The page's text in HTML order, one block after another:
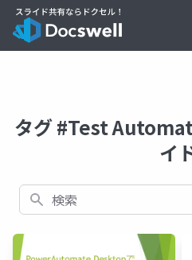
タグ #Test
イ
検索